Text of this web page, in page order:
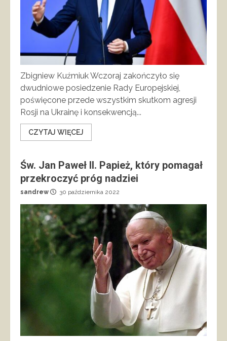
Zbigniew Kuźmiuk Wczoraj zakończyło się
dwudniowe posiedzenie Rady Europejskiej,
poświęcone przede wszystkim skutkom agresji
Rosji na Ukrainę i konsekwencją...
CZYTAJ WIĘCEJ
Św. Jan Paweł II. Papież, który pomagał
przekroczyć próg nadziei
sandrew 30 października 2022